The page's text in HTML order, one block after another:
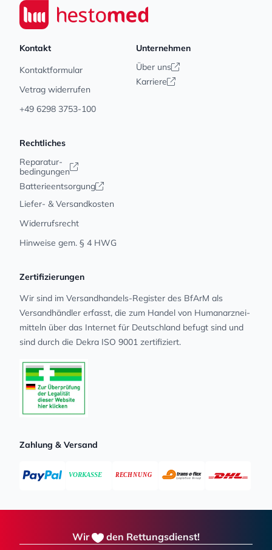
Seiwert GmbH
Kontakt
Kontaktformular
Vetrag widerrufen
+49 6298 3753-100
Unternehmen
Über uns
Karriere
Rechtliches
Reparatur-
bedingungen
Batterieentsorgung
Liefer- & Versandkosten
Widerrufsrecht
Hinweise gem. § 4 HWG
Zertifizierungen
Wir sind im Versandhandels-Register des BfArM als
Versandhändler erfasst, die zum Handel von Human­arz­nei­
mit­teln über das Internet für Deutschland befugt sind und
sind durch die Dekra ISO 9001 zertifiziert.
Zahlung & Versand
Wir den Rettungsdienst!